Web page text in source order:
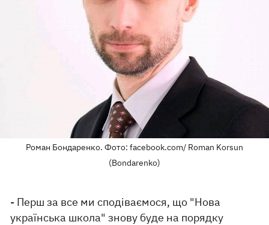
Роман Бондаренко. Фото: facebook.com/ Roman Korsun
(Bondarenko)​
- Перш за все ми сподіваємося, що "Нова
українська школа" знову буде на порядку